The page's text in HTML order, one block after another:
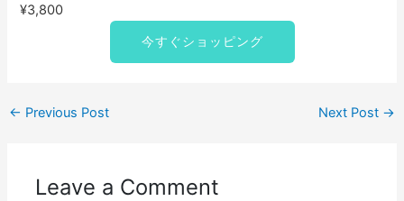
¥3,800
今すぐショッピング
← Previous Post Next Post →
Leave a Comment